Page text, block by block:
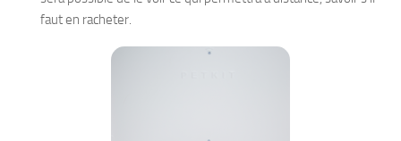
faut en racheter.